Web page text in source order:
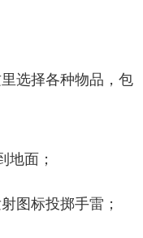
选择各种物品，包
地面；
图标投掷手雷；